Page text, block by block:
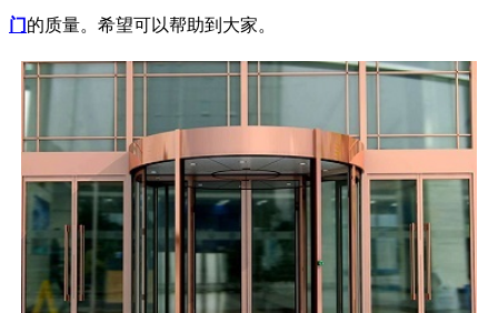
门 的质量。希望可以帮助到大家。